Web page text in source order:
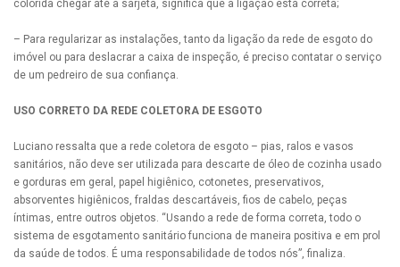
colorida chegar até a sarjeta, significa que a ligação está correta;
– Para regularizar as instalações, tanto da ligação da rede de esgoto do
imóvel ou para deslacrar a caixa de inspeção, é preciso contatar o serviço
de um pedreiro de sua confiança.
USO CORRETO DA REDE COLETORA DE ESGOTO
Luciano ressalta que a rede coletora de esgoto – pias, ralos e vasos
sanitários, não deve ser utilizada para descarte de óleo de cozinha usado
e gorduras em geral, papel higiênico, cotonetes, preservativos,
absorventes higiênicos, fraldas descartáveis, fios de cabelo, peças
íntimas, entre outros objetos. “Usando a rede de forma correta, todo o
sistema de esgotamento sanitário funciona de maneira positiva e em prol
da saúde de todos. É uma responsabilidade de todos nós”, finaliza.